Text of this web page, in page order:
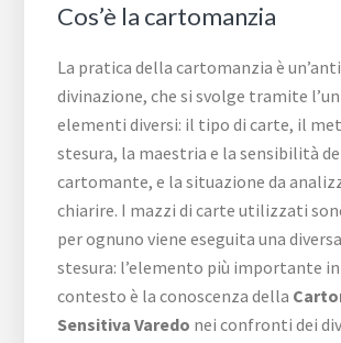
Cos’è la cartomanzia
La pratica della cartomanzia è
divinazione, che si svolge tramite
elementi diversi: il tipo di carte, il
stesura, la maestria e la sensibilità
cartomante, e la situazione da
chiarire. I mazzi di carte utilizzati
per ognuno viene eseguita una
stesura: l’elemento più importante
contesto è la conoscenza della
Sensitiva Varedo nei confronti dei